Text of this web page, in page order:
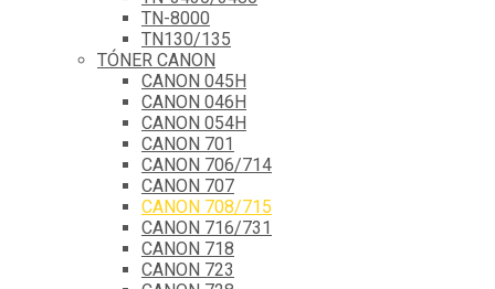
TN-8000
TN130/135
TÓNER CANON
CANON 045H
CANON 046H
CANON 054H
CANON 701
CANON 706/714
CANON 707
CANON 708/715
CANON 716/731
CANON 718
CANON 723